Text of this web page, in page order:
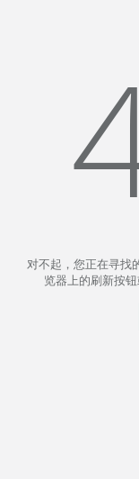
对不起，您正在寻找
览器上的刷新按